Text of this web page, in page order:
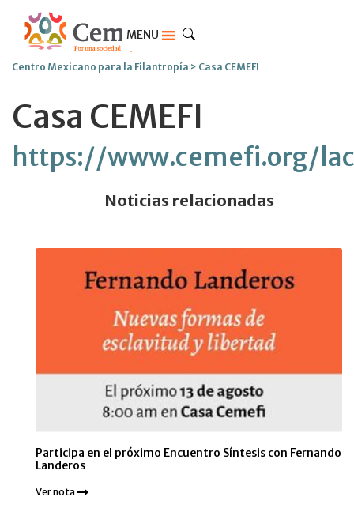
MENU
Centro Mexicano para la Filantropía > Casa CEMEFI
Casa CEMEFI
https://www.cemefi.org/
Noticias relacionadas
Participa en el próximo Encuentro Síntesis con Fernando
Landeros
Ver nota